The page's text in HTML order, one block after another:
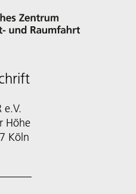
e.V.
Höhe
Köln